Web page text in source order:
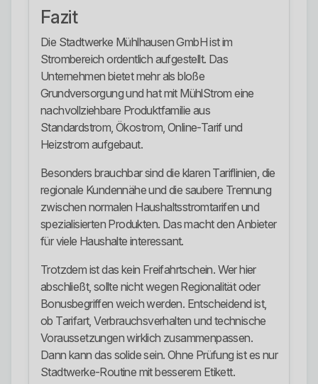
Fazit
Die Stadtwerke Mühlhausen GmbH ist im
Strombereich ordentlich aufgestellt. Das
Unternehmen bietet mehr als bloße
Grundversorgung und hat mit MühlStrom eine
nachvollziehbare Produktfamilie aus
Standardstrom, Ökostrom, Online-Tarif und
Heizstrom aufgebaut.
Besonders brauchbar sind die klaren Tariflinien, die
regionale Kundennähe und die saubere Trennung
zwischen normalen Haushaltsstromtarifen und
spezialisierten Produkten. Das macht den Anbieter
für viele Haushalte interessant.
Trotzdem ist das kein Freifahrtschein. Wer hier
abschließt, sollte nicht wegen Regionalität oder
Bonusbegriffen weich werden. Entscheidend ist,
ob Tarifart, Verbrauchsverhalten und technische
Voraussetzungen wirklich zusammenpassen.
Dann kann das solide sein. Ohne Prüfung ist es nur
Stadtwerke-Routine mit besserem Etikett.